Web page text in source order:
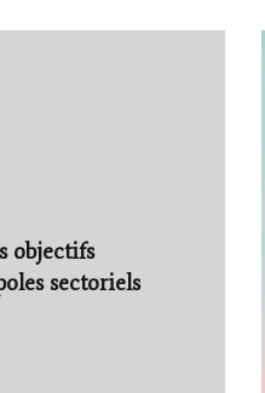
objectifs
sectoriels